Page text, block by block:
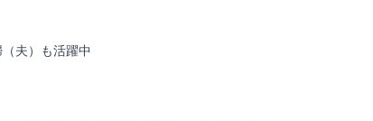
夫）も活躍中